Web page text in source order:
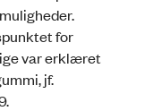
for
var erklæret
jf.